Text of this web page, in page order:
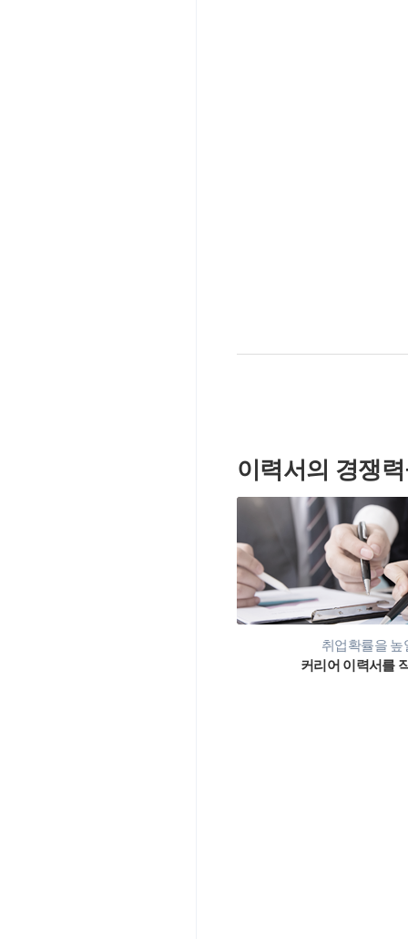
이력서의 경쟁
취업확률을 높
커리어 이력서를